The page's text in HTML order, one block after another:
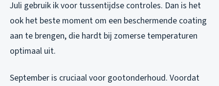
Juli gebruik ik voor tussentijdse controles. Dan is het
ook het beste moment om een beschermende coating
aan te brengen, die hardt bij zomerse temperaturen
optimaal uit.
September is cruciaal voor gootonderhoud. Voordat